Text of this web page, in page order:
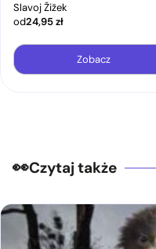
Slavoj Žižek
od24,95zł
Zobacz
Czytaj także